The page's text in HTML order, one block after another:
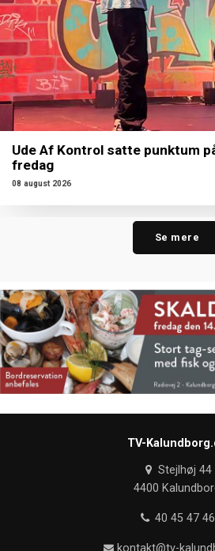
Ude Af Kontrol satte punktum
fredag
08 august 2026
Se mere
TV-
Stejlhøj 44
4400
40 45 47 46
kontakt@tv-